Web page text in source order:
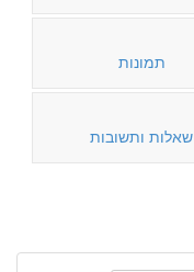
תמונות
שאלות ותשובות